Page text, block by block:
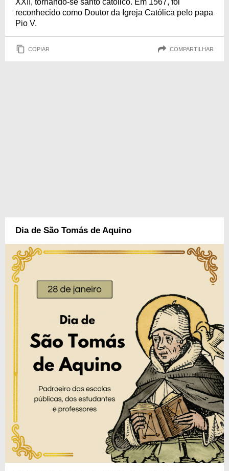
XXII, tornando-se santo católico. Em 1567, foi
reconhecido como Doutor da Igreja Católica pelo papa
Pio V.
COPIAR COMPARTILHAR
Dia de São Tomás de Aquino